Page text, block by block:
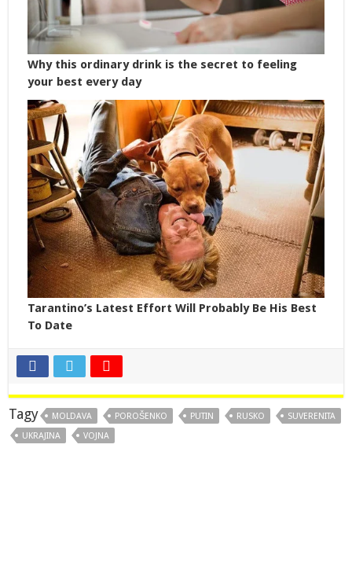
Tagy MOLDAVA POROŠENKO PUTIN RUSKO
SUVERENITA
UKRAJINA
VOJNA